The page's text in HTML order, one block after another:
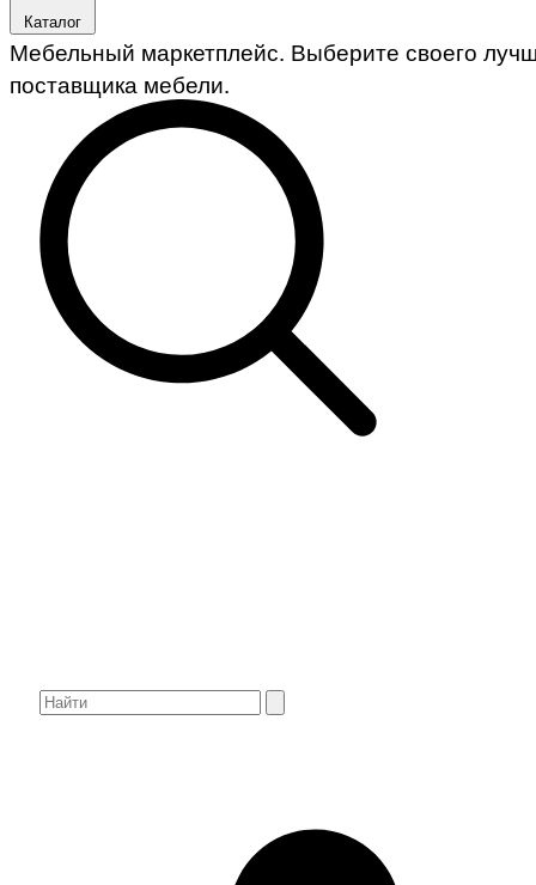
Каталог
Мебельный маркетплейс. Выберите своего
поставщика мебели.